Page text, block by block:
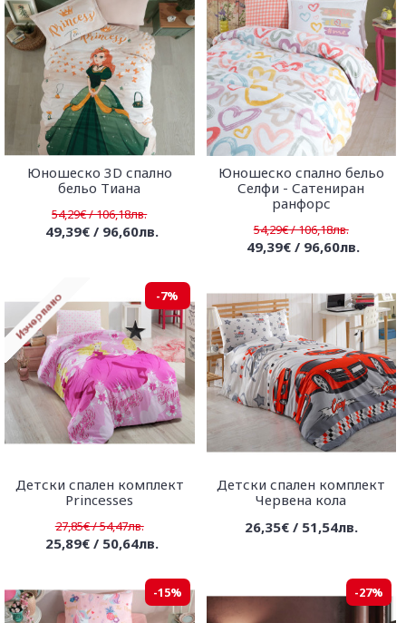
Юношеско 3D спално
бельо Тиана
54,29€ / 106,18лв.
49,39€ / 96,60лв.
Юношеско спално бельо
Селфи - Сатениран
ранфорс
54,29€ / 106,18лв.
49,39€ / 96,60лв.
-7%
Детски спален комплект
Рrincesses
27,85€ / 54,47лв.
25,89€ / 50,64лв.
Детски спален комплект
Червена кола
26,35€ / 51,54лв.
-15% -27%